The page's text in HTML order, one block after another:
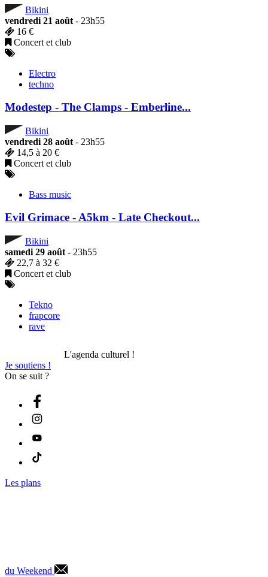
Bikini
vendredi 21 août - 23h55
16 €
Concert et club
Electro
techno
Modestep - The Clamps - Emberline...
Bikini
vendredi 28 août - 23h55
14,5 à 20 €
Concert et club
Bass music
Evil Grimace - A5km - Late Checkout...
Bikini
samedi 29 août - 23h55
22,7 à 32 €
Concert et club
Tekno
frapcore
rave
L'agenda culturel !
Je soutiens !
On se suit ?
Les plans
du Weekend